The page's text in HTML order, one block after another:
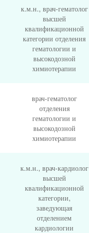
к.м.н., врач-гематолог
высшей
квалификационной
категории отделения
гематологии и
высокодозной
химиотерапии
врач-гематолог
отделения
гематологии и
высокодозной
химиотерапии
к.м.н., врач-кардиолог
высшей
квалификационной
категории,
заведующая
отделением
кардиологии